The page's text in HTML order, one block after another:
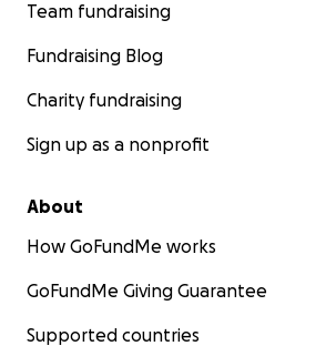
Team fundraising
Fundraising Blog
Charity fundraising
Sign up as a nonprofit
About
How GoFundMe works
GoFundMe Giving Guarantee
Supported countries